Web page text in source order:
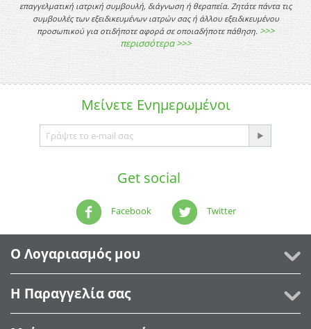
επαγγελματική ιατρική συμβουλή, διάγνωση ή θεραπεία. Ζητάτε πάντα τις
συμβουλές των εξειδικευμένων ιατρών σας ή άλλου εξειδικευμένου
προσωπικού για οτιδήποτε αφορά σε οποιαδήποτε πάθηση. >>>
περισσότερα >>>
Μείνετε Ενημερωμένοι
Get social
Facebook Twitter
Ο Λογαριασμός μου
Η Παραγγελία σας